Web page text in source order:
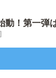
動！第一弾